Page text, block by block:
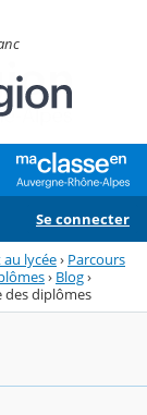
Se connecter
lycée› Parcours
› Blog›
des diplômes